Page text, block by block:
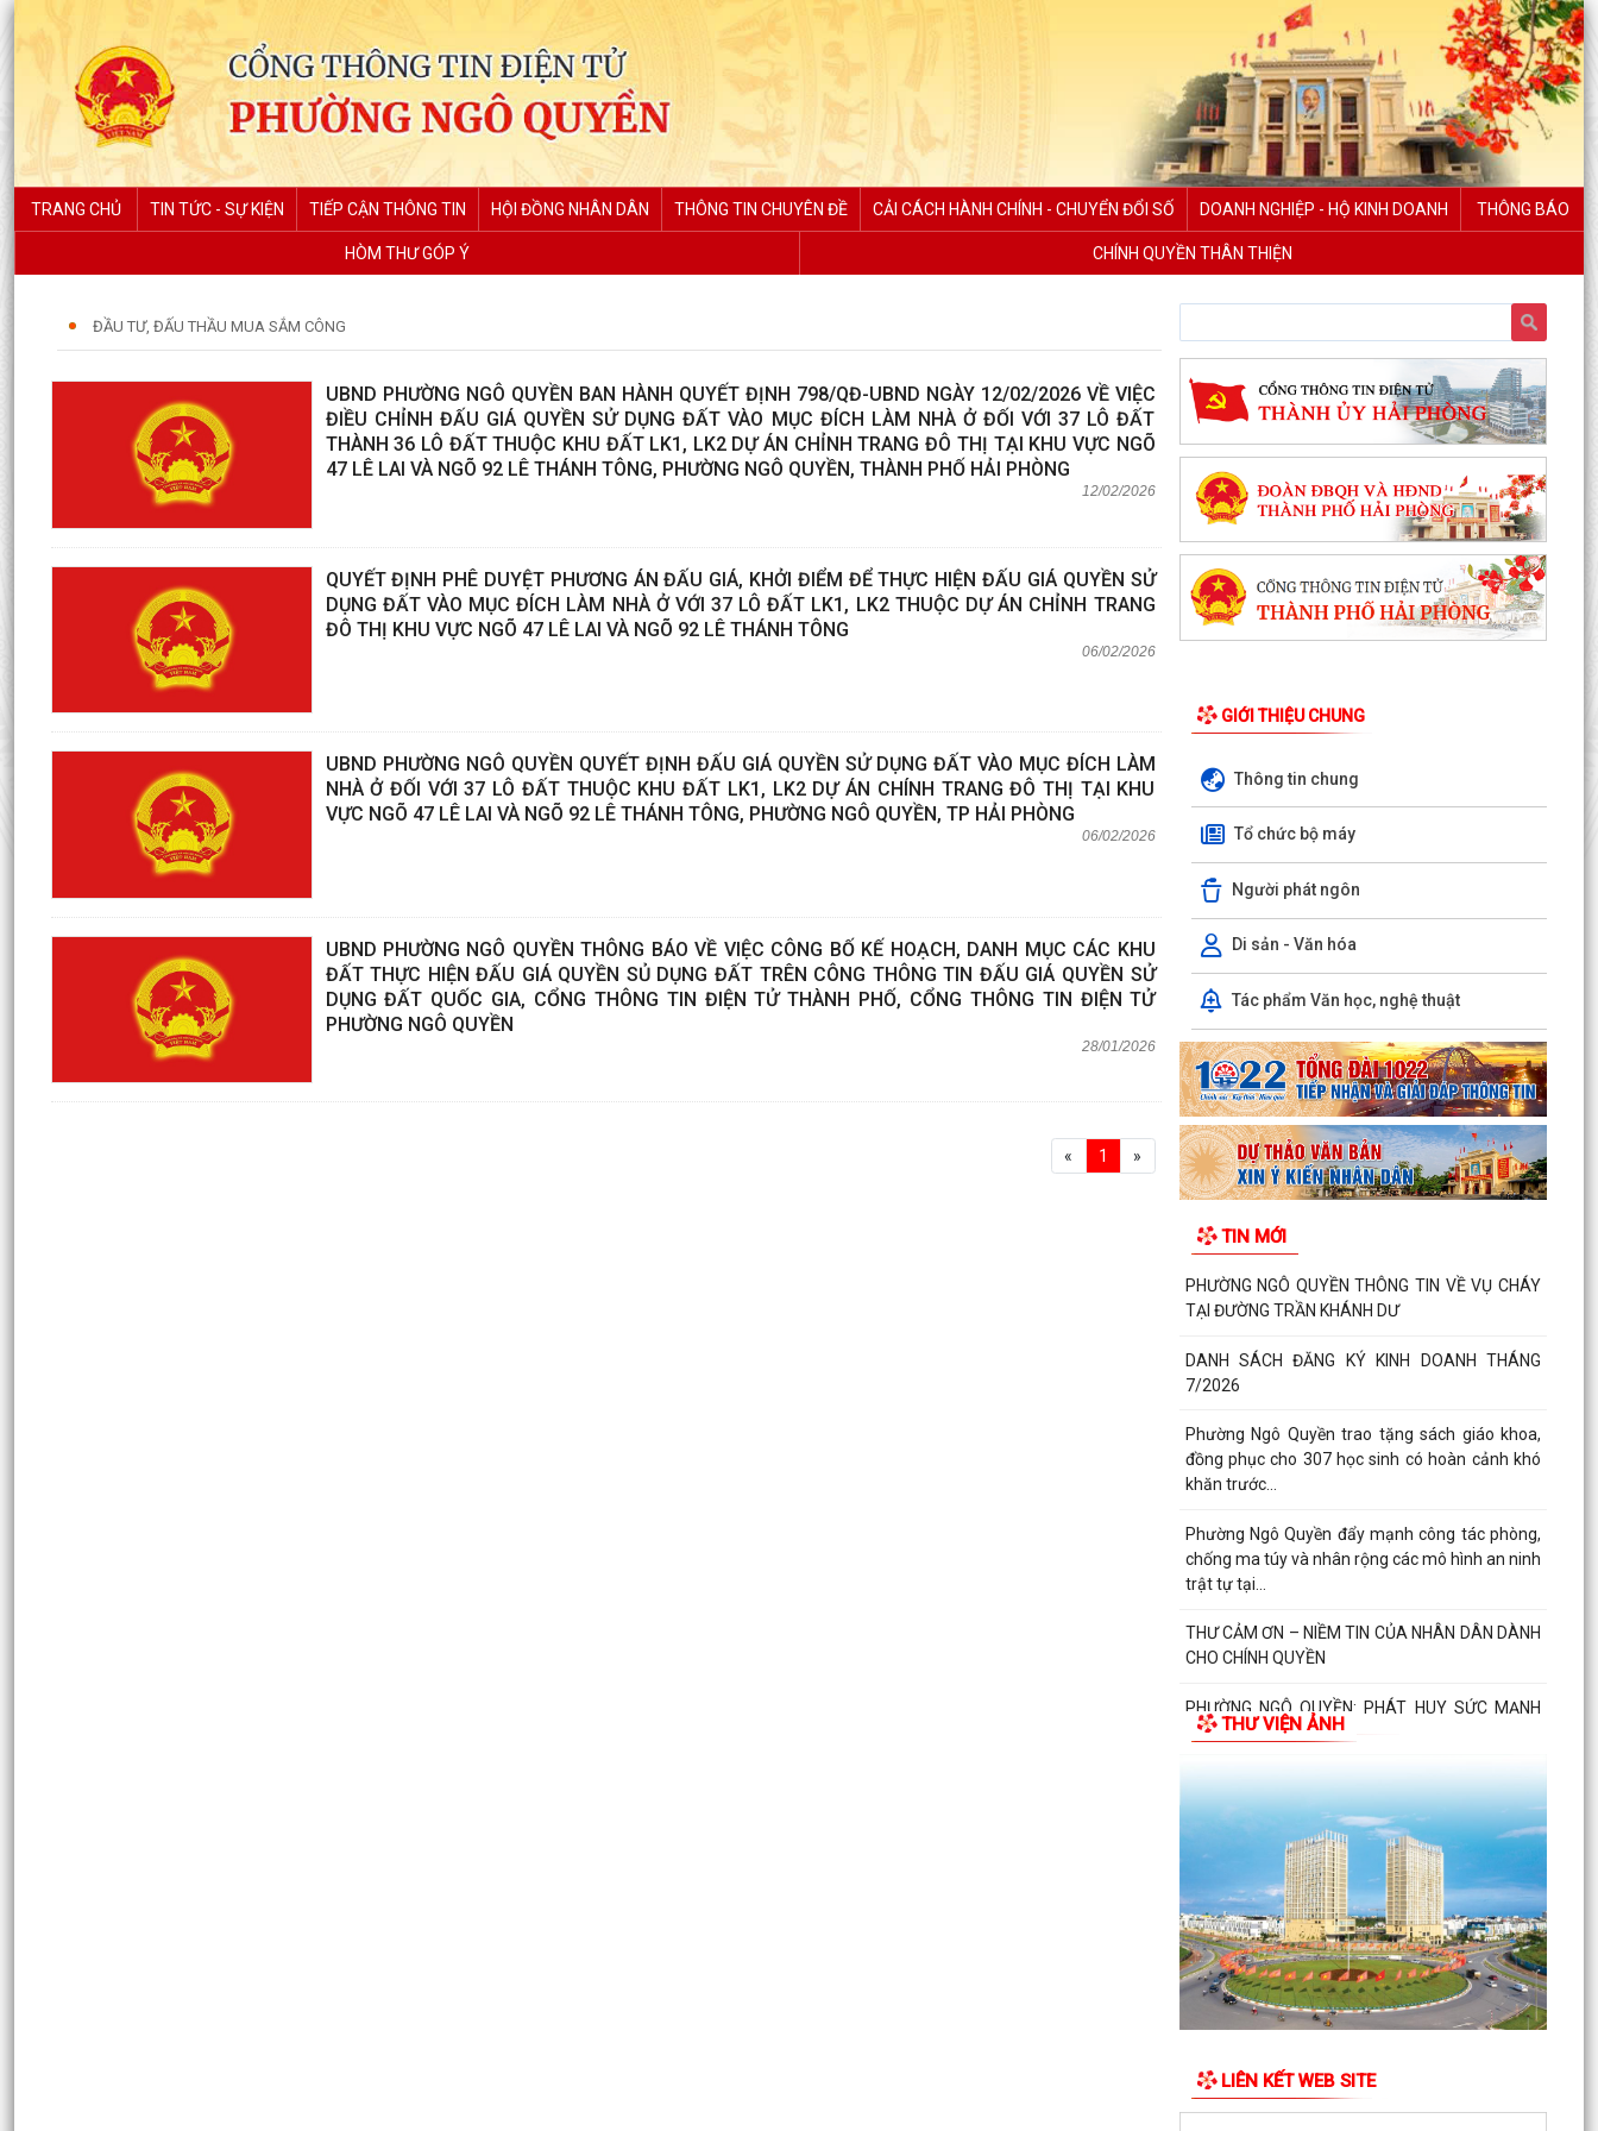
TRANG CHỦ TIN TỨC - SỰ KIỆN TIẾP CẬN THÔNG TIN HỘI ĐỒNG NHÂN DÂN THÔNG TIN CHUYÊN ĐỀ CẢI CÁCH HÀNH CHÍNH - CHUYỂN ĐỔI SỐ DOANH NGHIỆP - HỘ KINH DOANH THÔNG BÁO
HÒM THƯ GÓP Ý CHÍNH QUYỀN THÂN THIỆN
ĐẦU TƯ, ĐẤU THẦU MUA SẮM CÔNG
UBND PHƯỜNG NGÔ QUYỀN BAN HÀNH QUYẾT ĐỊNH 798/QĐ-UBND NGÀY 12/02/2026 VỀ VIỆC
ĐIỀU CHỈNH ĐẤU GIÁ QUYỀN SỬ DỤNG ĐẤT VÀO MỤC ĐÍCH LÀM NHÀ Ở ĐỐI VỚI 37 LÔ ĐẤT
THÀNH 36 LÔ ĐẤT THUỘC KHU ĐẤT LK1, LK2 DỰ ÁN CHỈNH TRANG ĐÔ THỊ TẠI KHU VỰC NGÕ
47 LÊ LAI VÀ NGÕ 92 LÊ THÁNH TÔNG, PHƯỜNG NGÔ QUYỀN, THÀNH PHỐ HẢI PHÒNG
12/02/2026
QUYẾT ĐỊNH PHÊ DUYỆT PHƯƠNG ÁN ĐẤU GIÁ, KHỞI ĐIỂM ĐỂ THỰC HIỆN ĐẤU GIÁ QUYỀN SỬ
DỤNG ĐẤT VÀO MỤC ĐÍCH LÀM NHÀ Ở VỚI 37 LÔ ĐẤT LK1, LK2 THUỘC DỰ ÁN CHỈNH TRANG
ĐÔ THỊ KHU VỰC NGÕ 47 LÊ LAI VÀ NGÕ 92 LÊ THÁNH TÔNG
06/02/2026
UBND PHƯỜNG NGÔ QUYỀN QUYẾT ĐỊNH ĐẤU GIÁ QUYỀN SỬ DỤNG ĐẤT VÀO MỤC ĐÍCH LÀM
NHÀ Ở ĐỐI VỚI 37 LÔ ĐẤT THUỘC KHU ĐẤT LK1, LK2 DỰ ÁN CHÍNH TRANG ĐÔ THỊ TẠI KHU
VỰC NGÕ 47 LÊ LAI VÀ NGÕ 92 LÊ THÁNH TÔNG, PHƯỜNG NGÔ QUYỀN, TP HẢI PHÒNG
06/02/2026
UBND PHƯỜNG NGÔ QUYỀN THÔNG BÁO VỀ VIỆC CÔNG BỐ KẾ HOẠCH, DANH MỤC CÁC KHU
ĐẤT THỰC HIỆN ĐẤU GIÁ QUYỀN SỦ DỤNG ĐẤT TRÊN CÔNG THÔNG TIN ĐẤU GIÁ QUYỀN SỬ
DỤNG ĐẤT QUỐC GIA, CỔNG THÔNG TIN ĐIỆN TỬ THÀNH PHỐ, CỔNG THÔNG TIN ĐIỆN TỬ
PHƯỜNG NGÔ QUYỀN
28/01/2026
« 1 »
GIỚI THIỆU CHUNG
Thông tin chung
Tổ chức bộ máy
Người phát ngôn
Di sản - Văn hóa
Tác phẩm Văn học, nghệ thuật
TIN MỚI
PHƯỜNG NGÔ QUYỀN THÔNG TIN VỀ VỤ CHÁY
TẠI ĐƯỜNG TRẦN KHÁNH DƯ
DANH SÁCH ĐĂNG KÝ KINH DOANH THÁNG
7/2026
Phường Ngô Quyền trao tặng sách giáo khoa,
đồng phục cho 307 học sinh có hoàn cảnh khó
khăn trước...
Phường Ngô Quyền đẩy mạnh công tác phòng,
chống ma túy và nhân rộng các mô hình an ninh
trật tự tại...
THƯ CẢM ƠN – NIỀM TIN CỦA NHÂN DÂN DÀNH
CHO CHÍNH QUYỀN
PHƯỜNG NGÔ QUYỀN: PHÁT HUY SỨC MẠNH
TỔNG HỢP CỦA CẢ HỆ THỐNG CHÍNH TRỊ
THƯ VIỆN ẢNH
LIÊN KẾT WEB SITE